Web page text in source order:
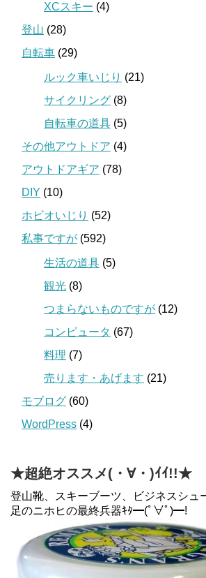
XCスキー (4)
登山 (28)
自転車 (29)
ルック車いじり (21)
サイクリング (8)
自転車の道具 (5)
その他アウトドア (4)
アウトドアギア (78)
DIY (10)
ホビオいじり (52)
私事ですが (592)
生活の道具 (5)
観光 (8)
つまらないものですが (12)
コンピュータ (67)
料理 (7)
売ります・あげます (21)
モブログ (60)
WordPress (4)
★超絶オススメ(・∀・)ｲｲ!!★
登山靴、スキーブーツ、ビジネスシュ
足のニホヒの最終兵器ｷﾀ━(ﾟ∀ﾟ)━!